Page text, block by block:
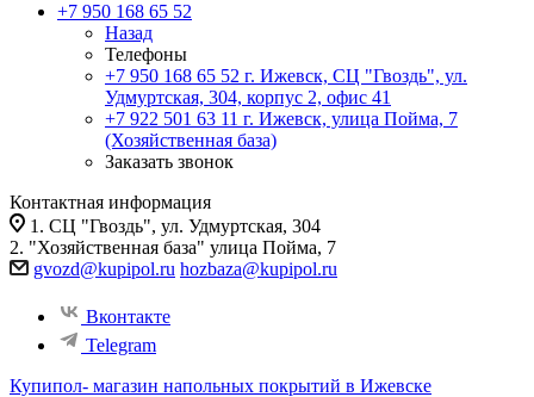
+7 950 168 65 52
Назад
Телефоны
+7 950 168 65 52 г. Ижевск, СЦ "Гвоздь", ул.
Удмуртская, 304, корпус 2, офис 41
+7 922 501 63 11 г. Ижевск, улица Пойма, 7
(Хозяйственная база)
Заказать звонок
Контактная информация
1. СЦ "Гвоздь", ул. Удмуртская, 304
2. "Хозяйственная база" улица Пойма, 7
gvozd@kupipol.ru hozbaza@kupipol.ru
Вконтакте
Telegram
Купипол- магазин напольных покрытий в Ижевске